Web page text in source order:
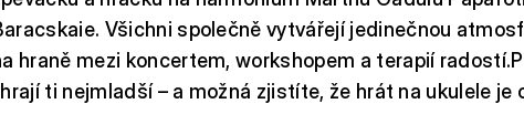
Všichni společně vytvářejí jedinečnou
hraně mezi koncertem, workshopem a terapií
ti nejmladší – a možná zjistíte, že hrát na ukulele je